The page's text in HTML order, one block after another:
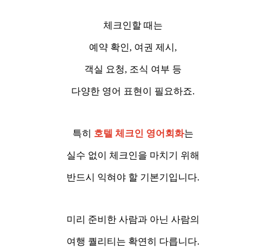
체크인할 때는
예약 확인, 여권 제시,
객실 요청, 조식 여부 등
다양한 영어 표현이 필요하죠.
특히 호텔 체크인 영어회화는
실수 없이 체크인을 마치기 위해
반드시 익혀야 할 기본기입니다.
미리 준비한 사람과 아닌 사람의
여행 퀄리티는 확연히 다릅니다.